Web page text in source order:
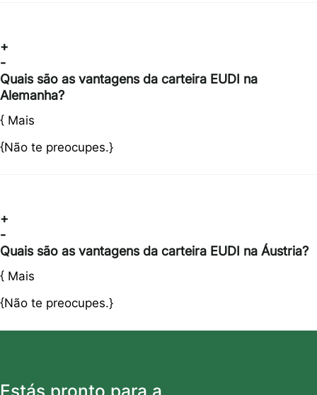
+
-
Quais são as vantagens da carteira EUDI na
Alemanha?
{ Mais
{Não te preocupes.}
+
-
Quais são as vantagens da carteira EUDI na Áustria?
{ Mais
{Não te preocupes.}
Estás pronto para a